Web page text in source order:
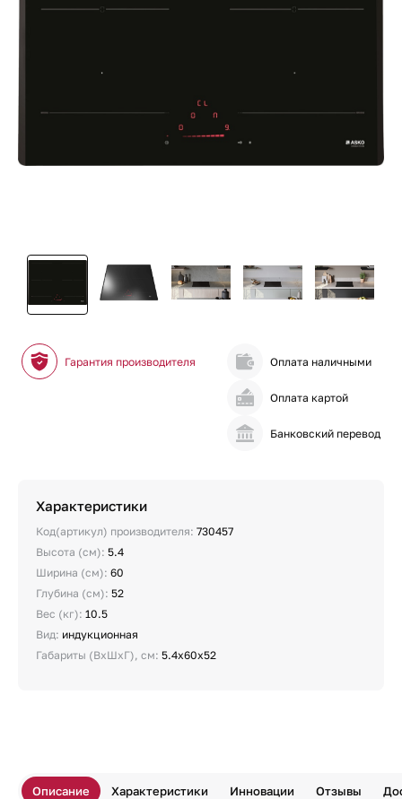
Гарантия производителя Оплата наличными
Оплата картой
Банковский перевод
Характеристики
Код(артикул) производителя: 730457
Высота (см): 5.4
Ширина (см): 60
Глубина (см): 52
Вес (кг): 10.5
Вид: индукционная
Габариты (ВхШхГ), см: 5.4х60х52
Описание Характеристики Инновации Отзывы